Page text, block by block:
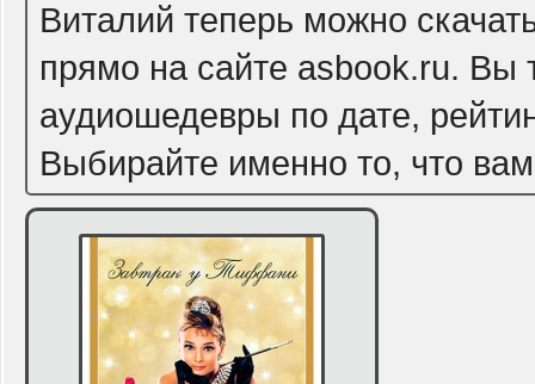
Виталий теперь можно
прямо на сайте asbook.ru. Вы
аудиошедевры по дате,
Выбирайте именно то, что